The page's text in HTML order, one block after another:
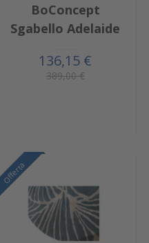
BoConcept
Sgabello Adelaide
136,15 €
389,00 €
Offerta